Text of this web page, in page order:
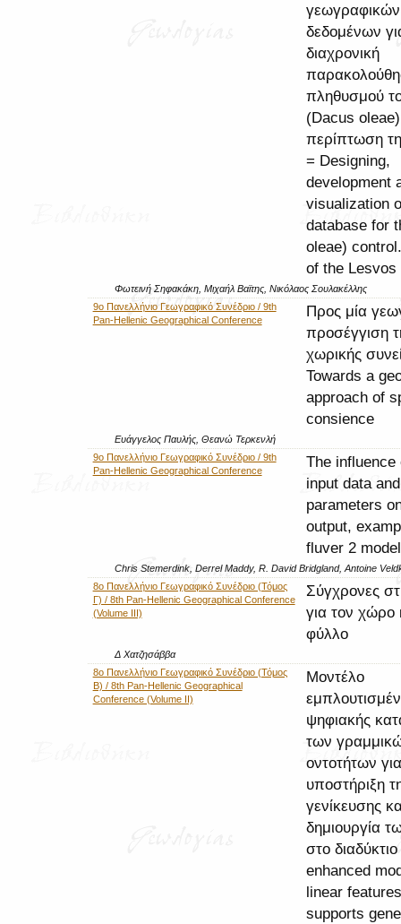
γεωγραφικών
δεδομένων
διαχρονική
πληθυσμού
(Dacus
περίπτωση
= Designing,
development
visualization
database for
oleae)
of the Lesvos
Φωτεινή Σηφακάκη, Μιχαήλ Βαϊτης, Νικόλαος Σουλακέλλης
9ο Πανελλήνιο Γεωγραφικό Συνέδριο / 9th
Pan-Hellenic Geographical Conference
Προς μία
προσέγγιση
χωρικής
Towards a
approach of
consience
Ευάγγελος Παυλής, Θεανώ Τερκενλή
9ο Πανελλήνιο Γεωγραφικό Συνέδριο / 9th
Pan-Hellenic Geographical Conference
The influence
input data
parameters
output,
fluver 2 model
Chris Stemerdink, Derrel Maddy, R. David Bridgland, Antoine
8ο Πανελλήνιο Γεωγραφικό Συνέδριο (Τόμος
Γ) / 8th Pan-Hellenic Geographical Conference
(Volume III)
Σύγχρονες
για τον χώρο
φύλλο
Δ Χατζησάββα
8ο Πανελλήνιο Γεωγραφικό Συνέδριο (Τόμος
Β) / 8th Pan-Hellenic Geographical
Conference (Volume II)
Μοντέλο
ψηφιακής
των
οντοτήτων
υποστήριξη
γενίκευσης
δημιουργία
στο
enhanced
linear
supports